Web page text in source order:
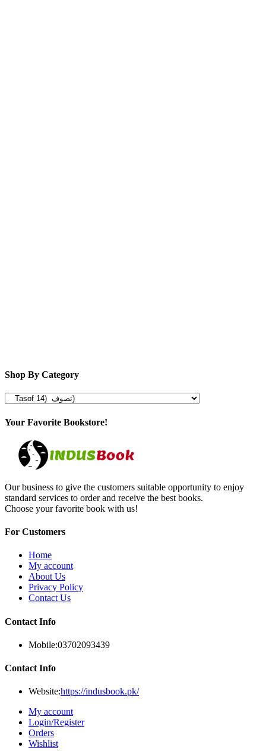
Shop By Category
Your Favorite Bookstore!
Our business to give the customers suitable opportunity to enjoy
standard services to order and receive the best books.
Choose your favorite book with us!
For Customers
Home
My account
About Us
Privacy Policy
Contact Us
Contact Info
Mobile:03702093439
Contact Info
Website:https://indusbook.pk/
My account
Login/Register
Orders
Wishlist